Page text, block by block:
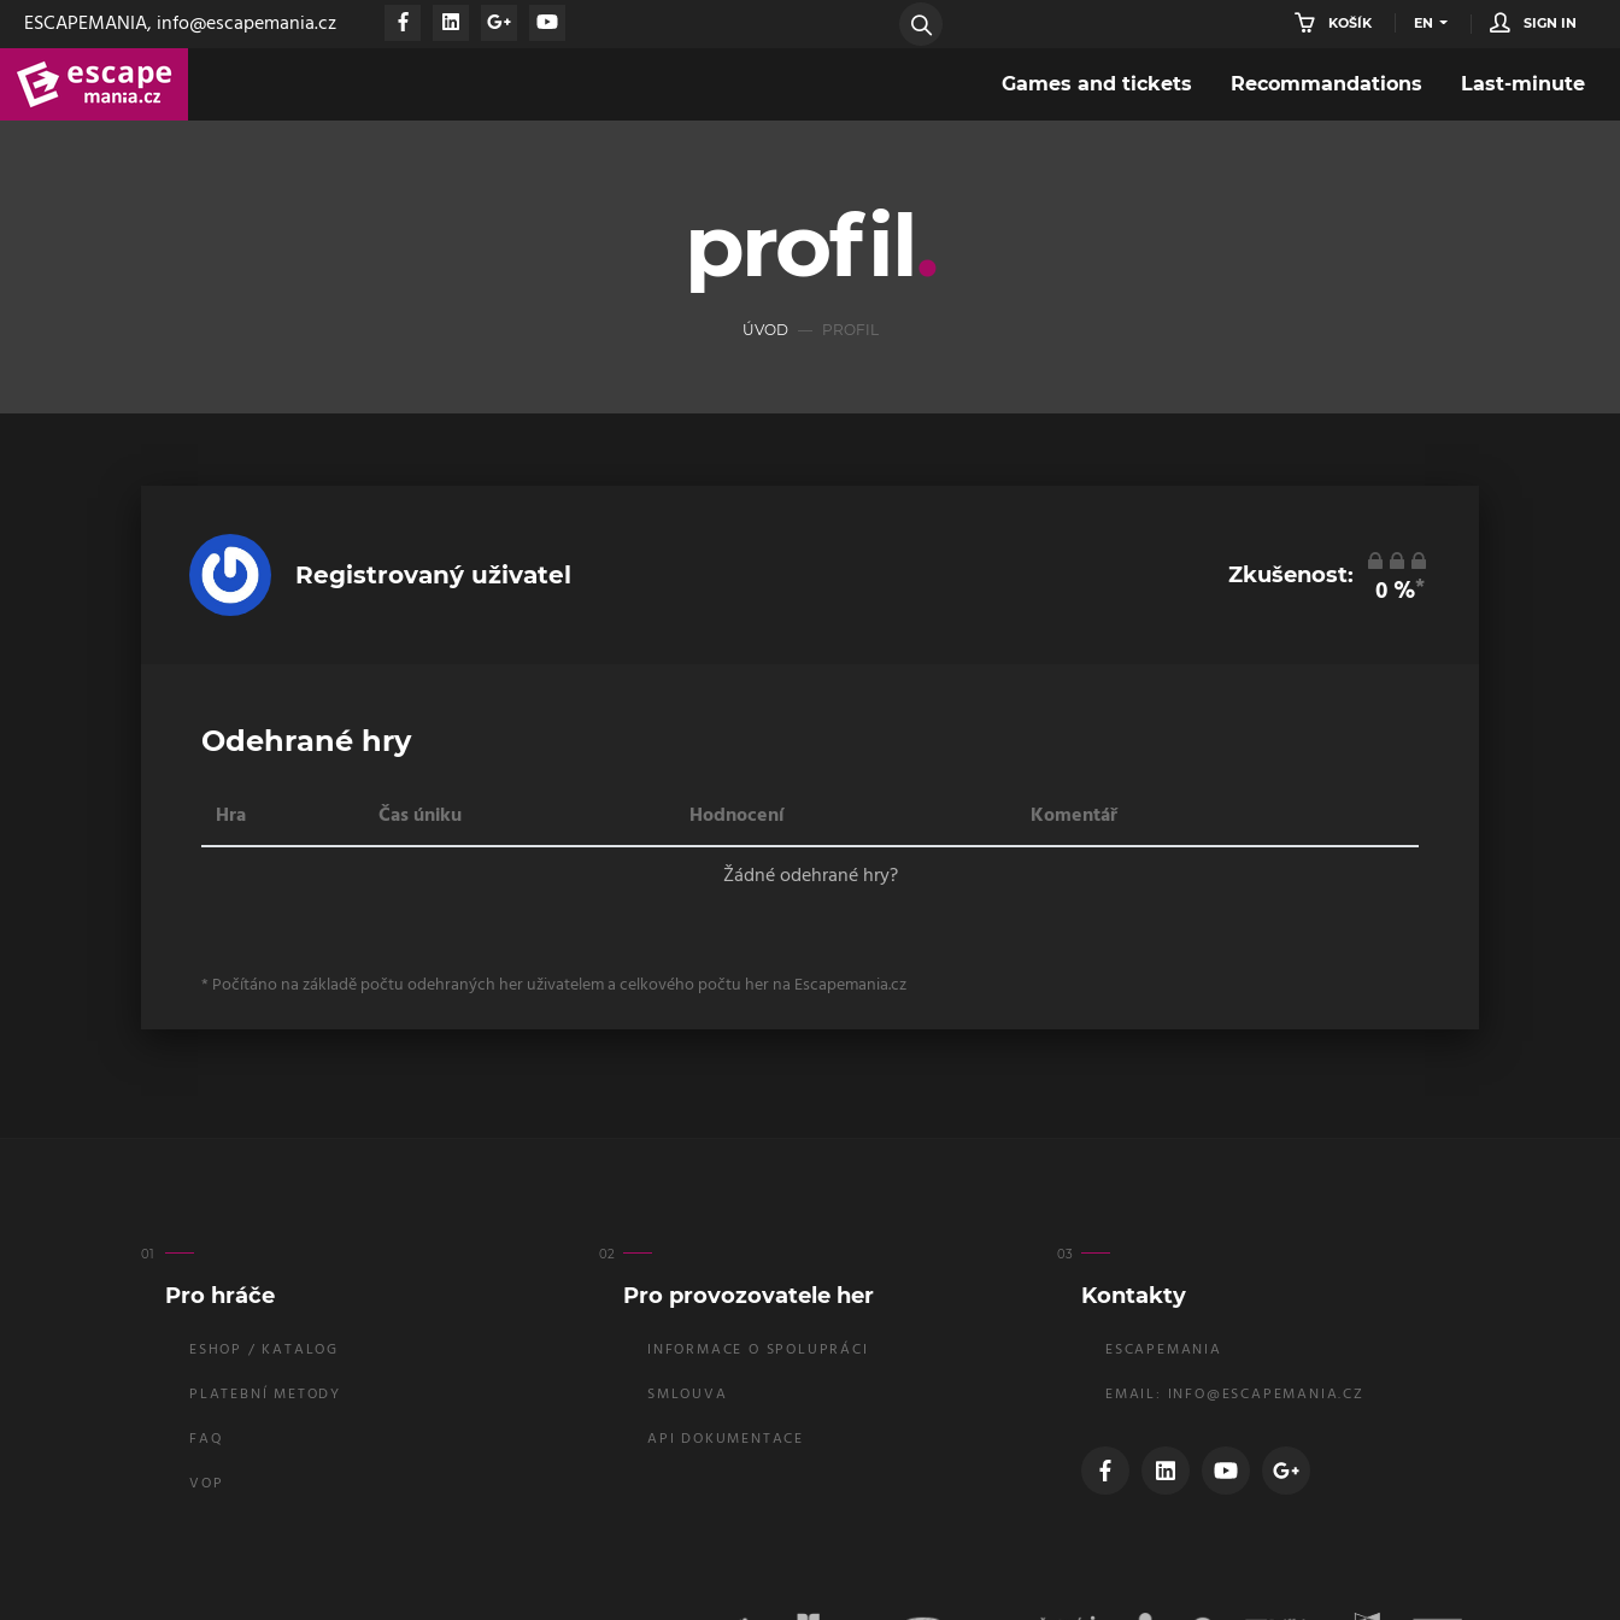
ESCAPEMANIA, info@escapemania.cz KOŠÍK EN SIGN IN
Games and tickets Recommandations Last-minute
profil
ÚVOD PROFIL
Registrovaný uživatel Zkušenost: 0%*
Odehrané hry
Hra Čas úniku Hodnocení
Komentář
Žádné odehrané hry?
* Počítáno na základě počtu odehraných her uživatelem a celkového počtu her na Escapemania.cz
Pro hráče
ESHOP / KATALOG
PLATEBNÍ METODY
FAQ
VOP
Pro provozovatele her
INFORMACE O SPOLUPRÁCI
SMLOUVA
API DOKUMENTACE
Kontakty
ESCAPEMANIA
EMAIL: INFO@ESCAPEMANIA.CZ